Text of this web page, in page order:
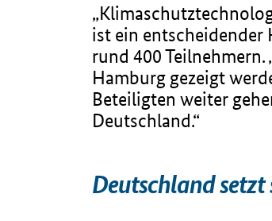
ist ein entscheidender
rund 400
Hamburg gezeigt
Beteiligten weiter
Deutschland.“
Deutschland